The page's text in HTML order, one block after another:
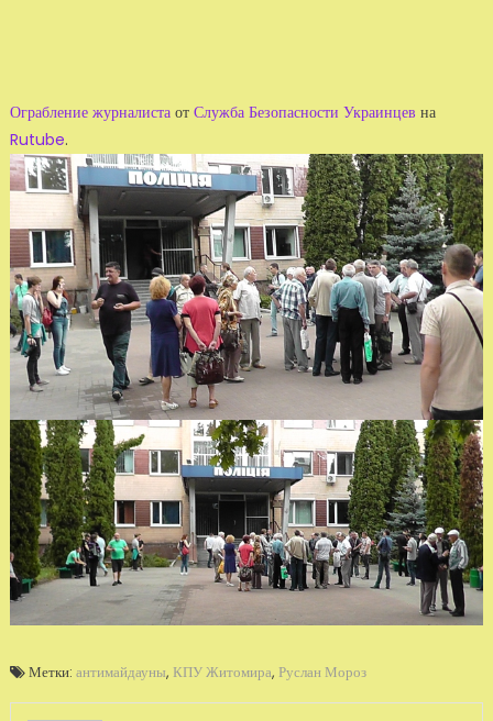
Ограбление журналистаот Служба Безопасности Украинцев на
Rutube.
Метки: антимайдауны, КПУ Житомира, Руслан Мороз